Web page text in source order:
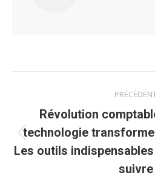
article
:
Révolution
technologie
Les outils
suivre